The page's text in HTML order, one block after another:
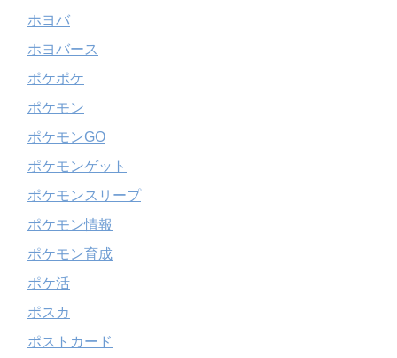
ホヨバ
ホヨバース
ポケポケ
ポケモン
ポケモンGO
ポケモンゲット
ポケモンスリープ
ポケモン情報
ポケモン育成
ポケ活
ポスカ
ポストカード